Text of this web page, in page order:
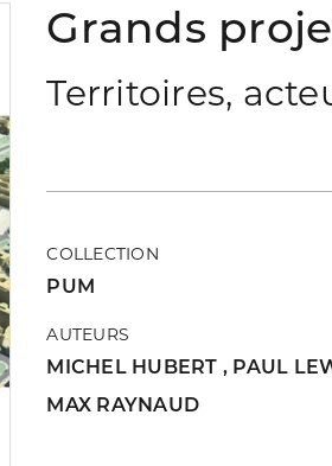
Grands
Territoires,
COLLECTION
PUM
AUTEURS
MICHEL HUBERT , PAUL
MAX RAYNAUD